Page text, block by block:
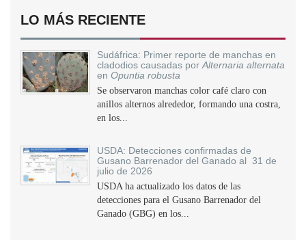
LO MÁS RECIENTE
Sudáfrica: Primer reporte de manchas en
cladodios causadas por Alternaria alternata
en Opuntia robusta
Se observaron manchas color café claro con
anillos alternos alrededor, formando una costra,
en los...
USDA: Detecciones confirmadas de
Gusano Barrenador del Ganado al 31 de
julio de 2026
USDA ha actualizado los datos de las
detecciones para el Gusano Barrenador del
Ganado (GBG) en los...